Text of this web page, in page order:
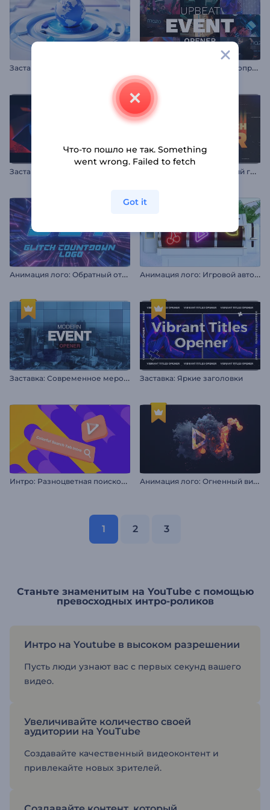
Заставка "Мировые новости" З
аставка "Радостное мероприятие"
Заставка в Стиле Стомп З
аставка: Ностальгический глитч
А
нимация лого: Обратный отсчет в стиле глитч А
нимация лого: Игровой автомат
З
аставка: Современное мероприятие Заставка: Яркие заголовки
И
нтро: Разноцветная поисковая строка А
нимация лого: Огненный вихрь
1 2 3
Станьте знаменитым на YouTube с помощью
превосходных интро-роликов
Интро на Youtube в высоком разрешении
Пусть люди узнают вас с первых секунд вашего
видео.
Увеличивайте количество своей
аудитории на YouTube
Создавайте качественный видеоконтент и
привлекайте новых зрителей.
Что-то пошло не так. Something
went wrong. Failed to fetch
Got it